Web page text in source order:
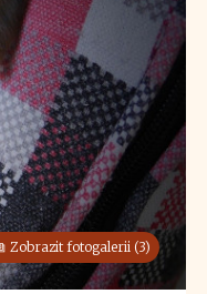
Zobrazit fotogalerii (3)